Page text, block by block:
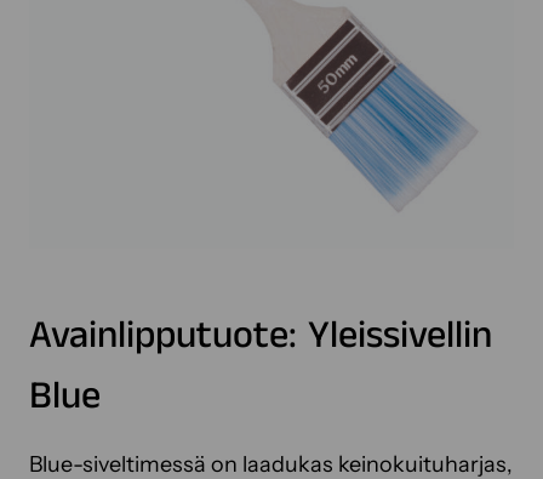
Avainlipputuote: Yleissivellin
Blue
Blue-siveltimessä on laadukas keinokuituharjas,